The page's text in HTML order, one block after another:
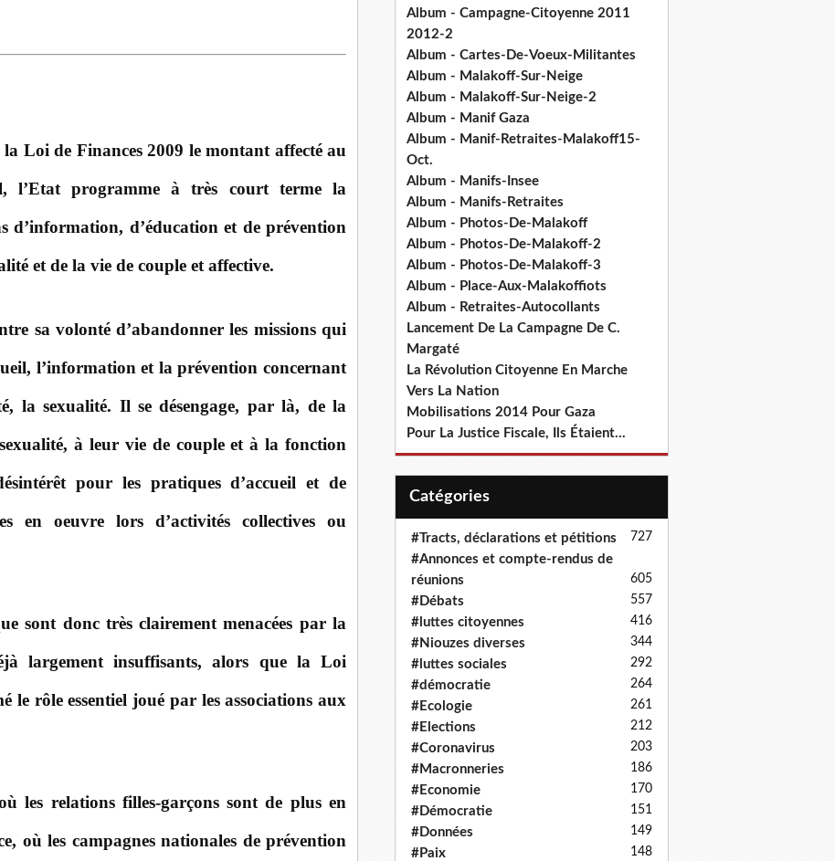
Loi de Finances 2009 le montant affecté au
l’Etat programme à très court terme la
d’information, d’éducation et de prévention
et de la vie de couple et affective.
sa volonté d’abandonner les missions qui
l’information et la prévention concernant
la sexualité. Il se désengage, par là, de la
à leur vie de couple et à la fonction
pour les pratiques d’accueil et de
en oeuvre lors d’activités collectives ou
sont donc très clairement menacées par la
largement insuffisants, alors que la Loi
rôle essentiel joué par les associations aux
les relations filles-garçons sont de plus en
où les campagnes nationales de prévention
Album - Campagne-Citoyenne 2011
2012-2
Album - Cartes-De-Voeux-Militantes
Album - Malakoff-Sur-Neige
Album - Malakoff-Sur-Neige-2
Album - Manif Gaza
Album - Manif-Retraites-Malakoff15-
Oct.
Album - Manifs-Insee
Album - Manifs-Retraites
Album - Photos-De-Malakoff
Album - Photos-De-Malakoff-2
Album - Photos-De-Malakoff-3
Album - Place-Aux-Malakoffiots
Album - Retraites-Autocollants
Lancement De La Campagne De C.
Margaté
La Révolution Citoyenne En Marche
Vers La Nation
Mobilisations 2014 Pour Gaza
Pour La Justice Fiscale, Ils Étaient...
Catégories
#Tracts, déclarations et pétitions 727
#Annonces et compte-rendus de
réunions
605
#Débats 557
#luttes citoyennes 416
#Niouzes diverses 344
#luttes sociales 292
#démocratie 264
#Ecologie 261
#Elections 212
#Coronavirus 203
#Macronneries 186
#Economie 170
#Démocratie 151
#Données 149
#Paix 148